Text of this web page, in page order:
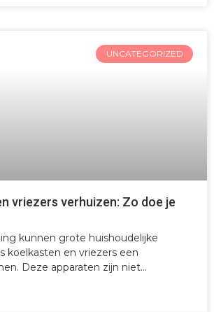
UNCATEGORIZED
vriezers verhuizen: Zo doe je
kunnen grote huishoudelijke
koelkasten en vriezers een
Deze apparaten zijn niet